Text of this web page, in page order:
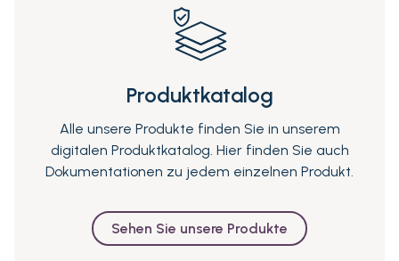
Produktkatalog
Alle unsere Produkte finden Sie in unserem
digitalen Produktkatalog. Hier finden Sie auch
Dokumentationen zu jedem einzelnen Produkt.
Sehen Sie unsere Produkte